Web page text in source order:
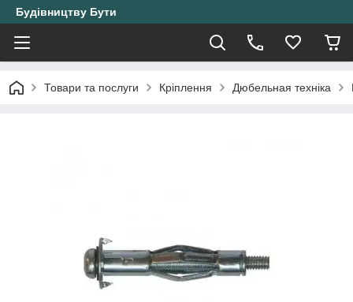
Будівництву Бути
Товари та послуги Кріплення Дюбельная техніка